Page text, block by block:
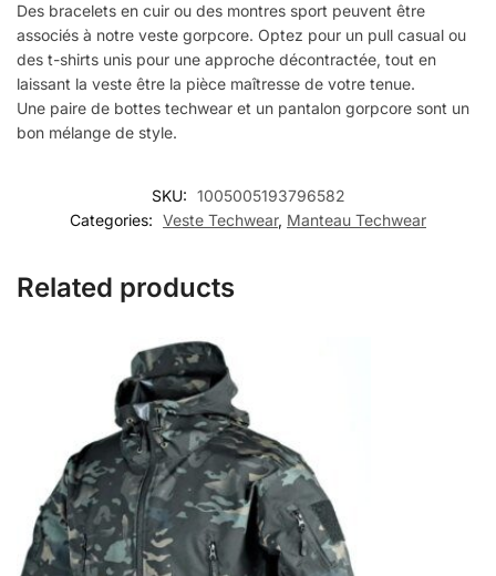
Des bracelets en cuir ou des montres sport peuvent être
associés à notre veste gorpcore. Optez pour un pull casual ou
des t-shirts unis pour une approche décontractée, tout en
laissant la veste être la pièce maîtresse de votre tenue.
Une paire de bottes techwear et un pantalon gorpcore sont un
bon mélange de style.
SKU: 1005005193796582
Categories: Veste Techwear, Manteau Techwear
Related products